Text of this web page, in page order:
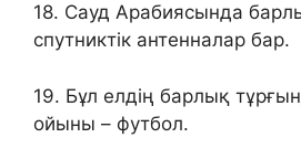
18. Сауд Арабиясында
спутниктік антенналар бар.
19. Бұл елдің барлық
ойыны – футбол.